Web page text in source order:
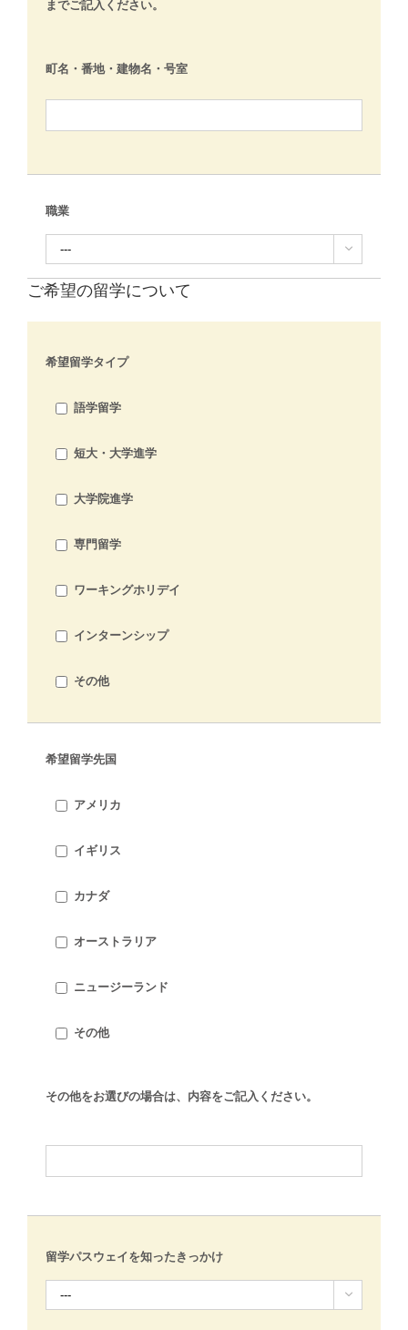
までご記入ください。
町名・番地・建物名・号室
職業

ご希望の留学について
希望留学タイプ
語学留学
短大・大学進学
大学院進学
専門留学
ワーキングホリデイ
インターンシップ
その他
希望留学先国
アメリカ
イギリス
カナダ
オーストラリア
ニュージーランド
その他
その他をお選びの場合は、内容をご記入ください。
留学パスウェイを知ったきっかけ
